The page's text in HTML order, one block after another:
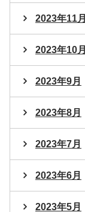
2023年11月
2023年10月
2023年9月
2023年8月
2023年7月
2023年6月
2023年5月